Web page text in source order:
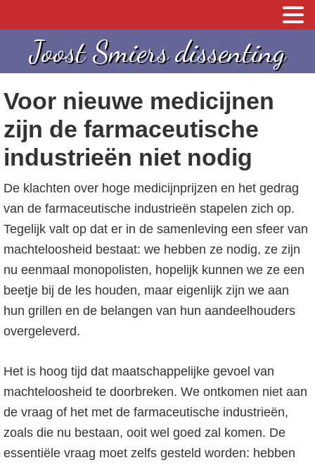
n
g
n
a
a
r
d
e
h
o
o
d
n
a
v
p
o
c
o
n
e
n
Joost Smiers dissenting
Voor nieuwe medicijnen
zijn de farmaceutische
industrieën niet nodig
De klachten over hoge medicijnprijzen en het gedrag
van de farmaceutische industrieën stapelen zich op.
Tegelijk valt op dat er in de samenleving een sfeer van
machteloosheid bestaat: we hebben ze nodig, ze zijn
nu eenmaal monopolisten, hopelijk kunnen we ze een
beetje bij de les houden, maar eigenlijk zijn we aan
hun grillen en de belangen van hun aandeelhouders
overgeleverd.
Het is hoog tijd dat maatschappelijke gevoel van
machteloosheid te doorbreken. We ontkomen niet aan
de vraag of het met de farmaceutische industrieën,
zoals die nu bestaan, ooit wel goed zal komen. De
essentiële vraag moet zelfs gesteld worden: hebben